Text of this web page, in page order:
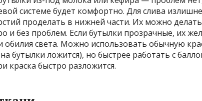
системе будет комфортно. Для слива
проделать в нижней части. Их можно
и без проблем. Если бутылки прозрачные, их
обилия света. Можно использовать обычную
бутылки ложится), но быстрее работать с
краска быстро разложится.